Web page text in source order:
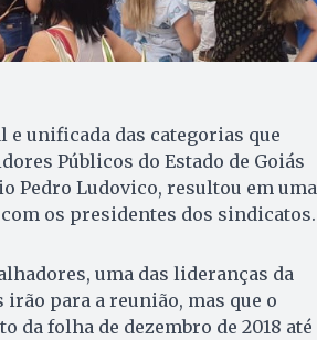
e unificada das categorias que
Públicos do Estado de Goiás
Pedro Ludovico, resultou em uma
os presidentes dos sindicatos.
uma das lideranças da
para a reunião, mas que o
da folha de dezembro de 2018 até